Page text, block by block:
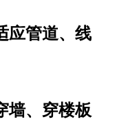
应管道、线
墙、穿楼板